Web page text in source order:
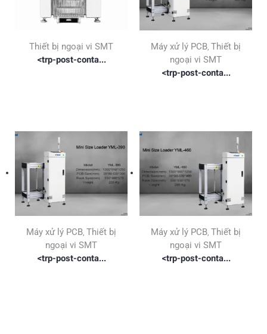
Thiết bị ngoại vi SMT
<trp-post-conta...
Máy xử lý PCB Thiết bị
ngoại vi SMT
<trp-post-conta...
Máy xử lý PCB Thiết bị
ngoại vi SMT
<trp-post-conta...
Máy xử lý PCB Thiết bị
ngoại vi SMT
<trp-post-conta...